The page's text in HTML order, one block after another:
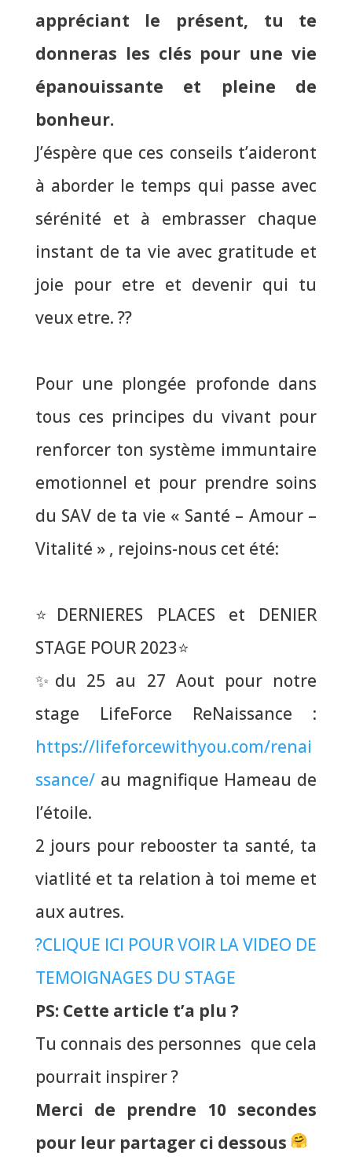
appréciant le présent, tu te
donneras les clés pour une vie
épanouissante et pleine de
bonheur.
J’éspère que ces conseils t’aideront
à aborder le temps qui passe avec
sérénité et à embrasser chaque
instant de ta vie avec gratitude et
joie pour etre et devenir qui tu
veux etre. ??
Pour une plongée profonde dans
tous ces principes du vivant pour
renforcer ton système immuntaire
emotionnel et pour prendre soins
du SAV de ta vie « Santé – Amour –
Vitalité » , rejoins-nous cet été:
⭐ DERNIERES PLACES et DENIER
STAGE POUR 2023⭐
✨ du 25 au 27 Aout pour notre
stage LifeForce ReNaissance :
https://lifeforcewithyou.com/renai
ssance/ au magnifique Hameau de
l’étoile.
2 jours pour rebooster ta santé, ta
viatlité et ta relation à toi meme et
aux autres.
?CLIQUE ICI POUR VOIR LA VIDEO DE
TEMOIGNAGES DU STAGE
PS: Cette article t’a plu ?
Tu connais des personnes que cela
pourrait inspirer ?
Merci de prendre 10 secondes
pour leur partager ci dessous